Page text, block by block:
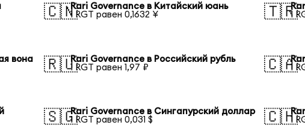
🇨🇳Rari Governance в Китайский юань
1 RGT равен 0,1632 ¥
🇹🇷
1
вона
🇷🇺Rari Governance в Российский рубль
1 RGT равен 1,97 ₽
🇨🇦
1
🇸🇬Rari Governance в Сингапурский доллар
1 RGT равен 0,031 $
🇨🇭
1